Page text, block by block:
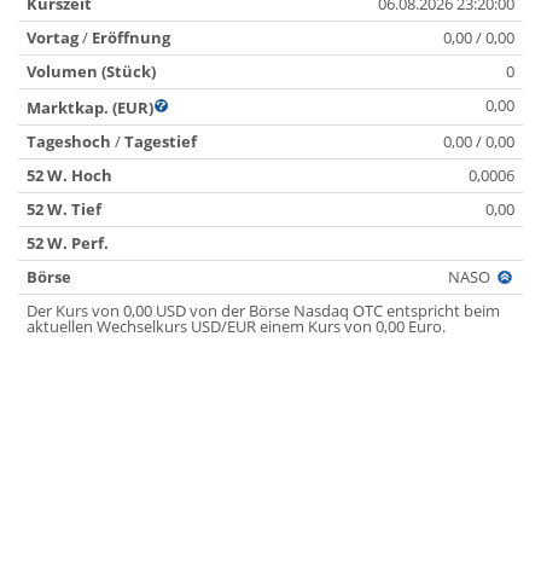
Vortag/ Eröffnung
0,00 / 0,00
Volumen (Stück)
0
Marktkap. (EUR)
0,00
Tageshoch /Tagestief
0,00 / 0,00
52 W. Hoch
0,0006
52 W. Tief
0,00
52 W. Perf.
Börse
NASO
Der Kurs von 0,00 USD von der Börse Nasdaq OTC entspricht beim
aktuellen Wechselkurs USD/EUR einem Kurs von 0,00 Euro.